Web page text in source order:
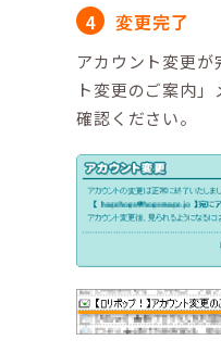
変更完了
アカウント変更が
ト変更のご案内
確認ください。